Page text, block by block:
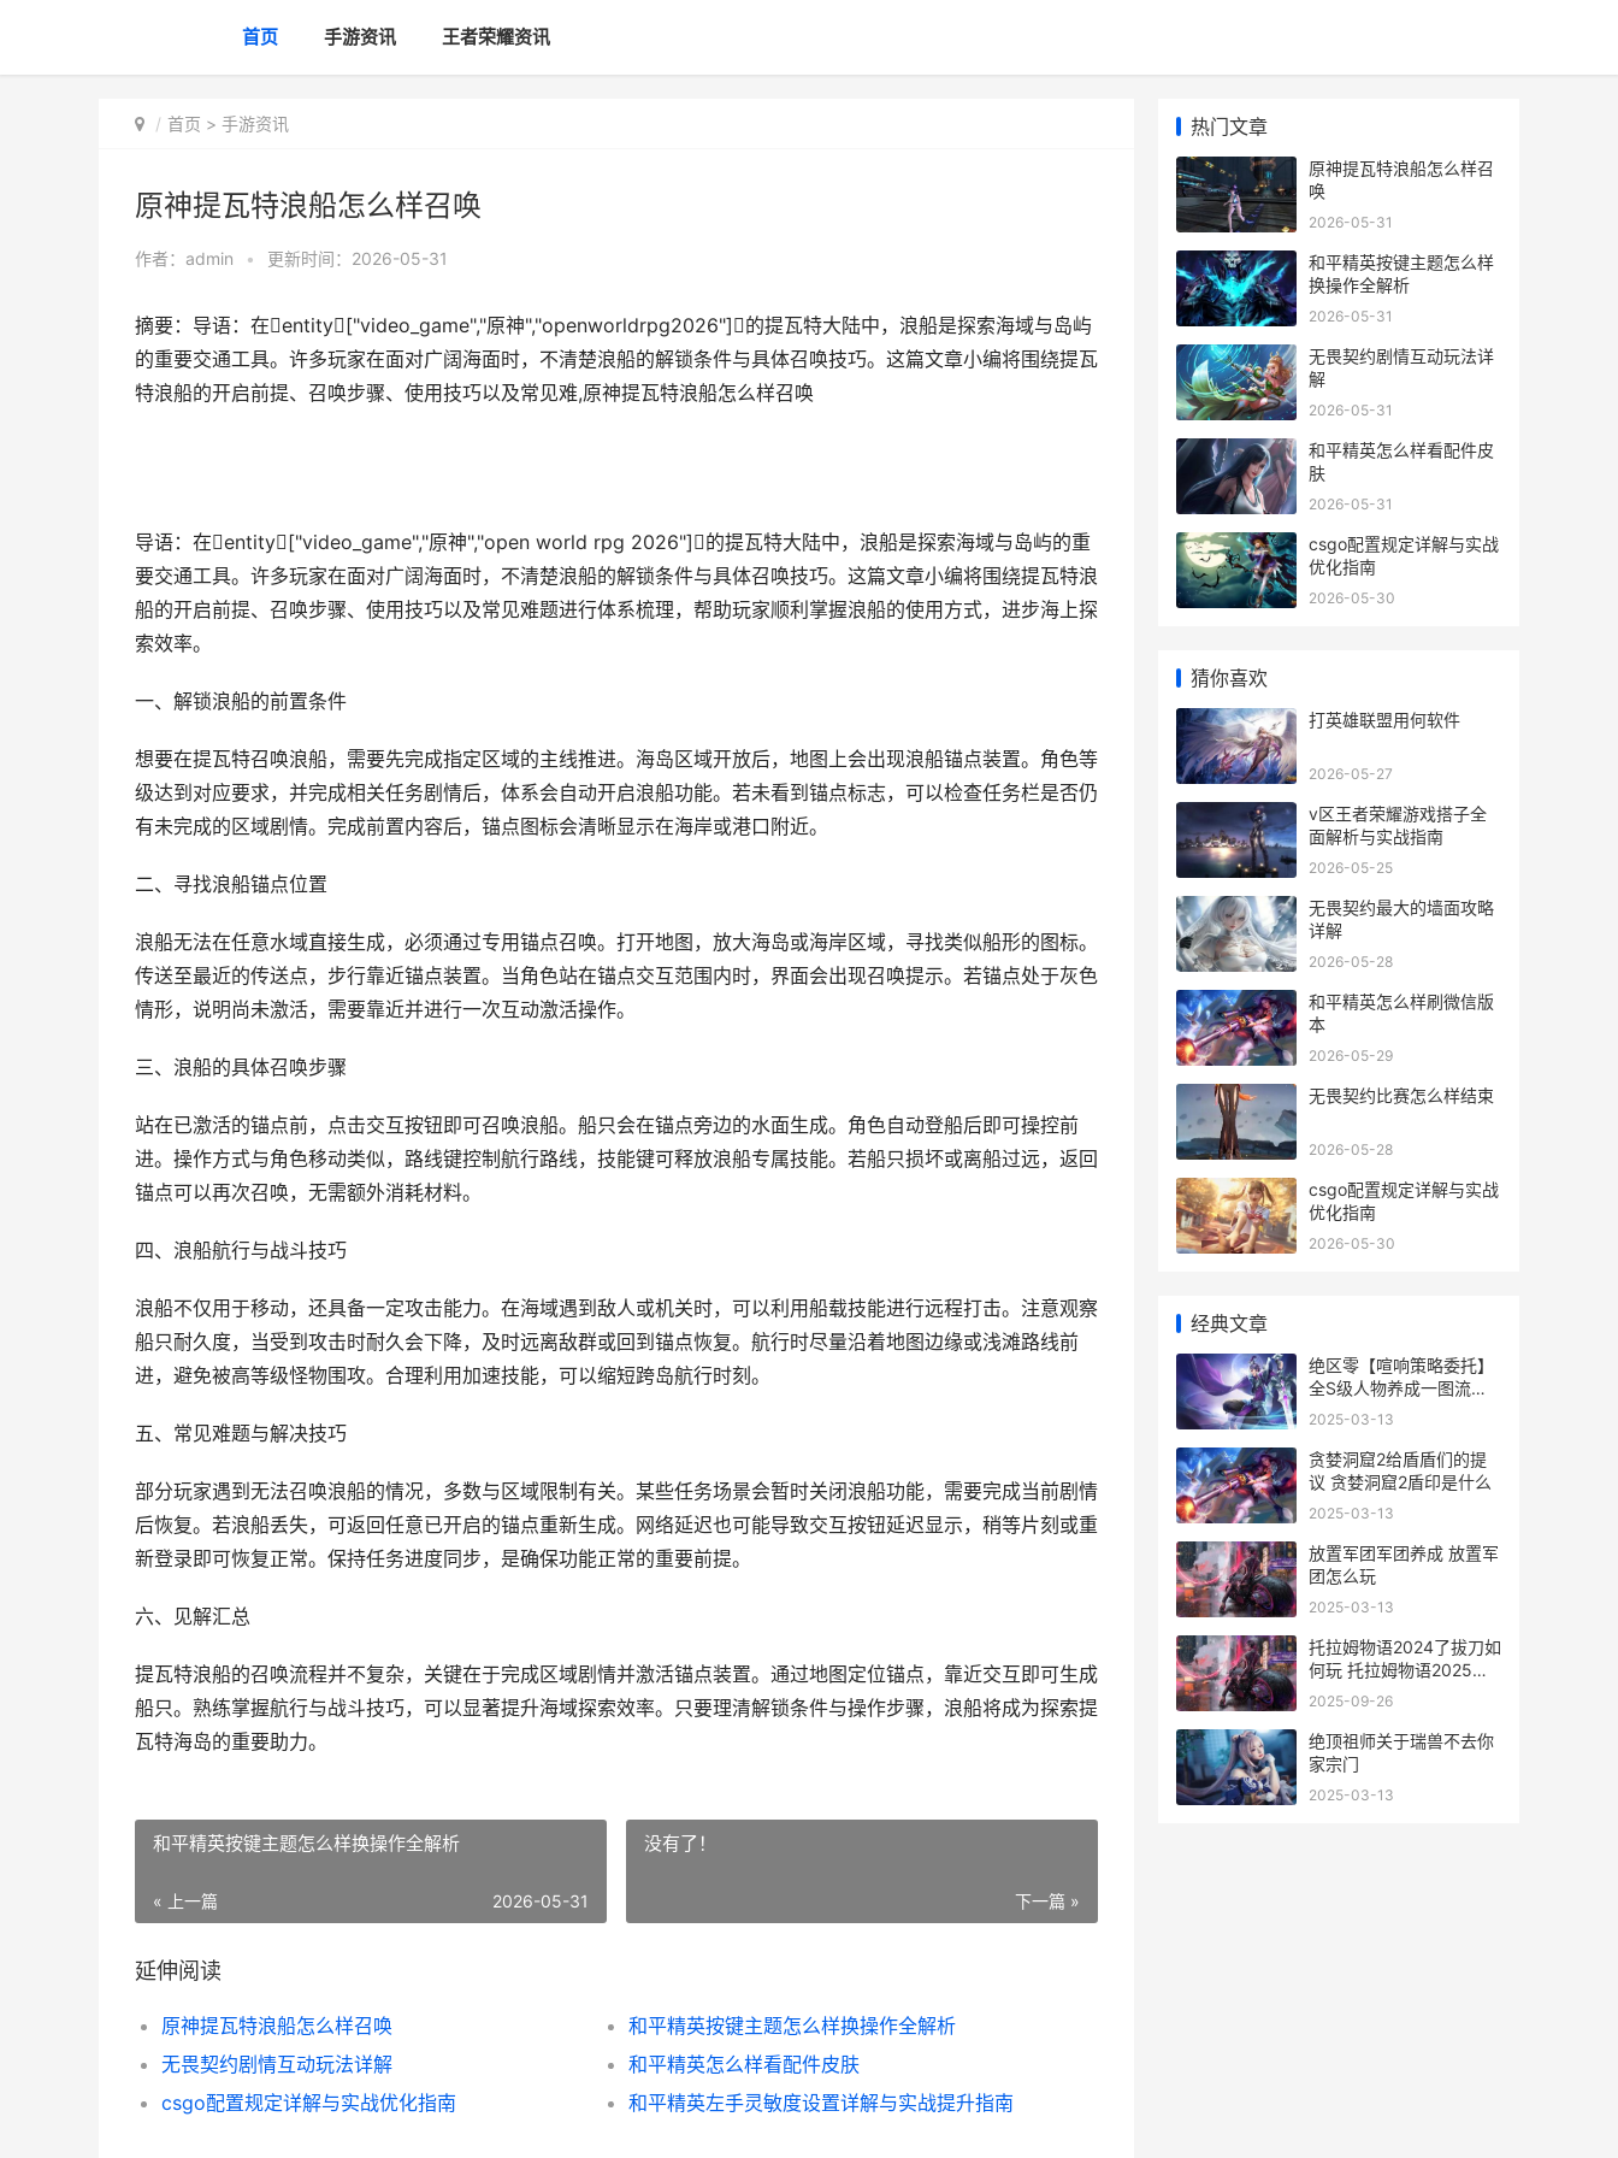
首页 手游资讯 王者荣耀资讯
首页 > 手游资讯
原神提瓦特浪船怎么样召唤
作者： admin • 更新时间：2026-05-31
摘要：导语：在entity["video_game","原神","openworldrpg2026"]的提瓦特大陆中，浪船是探索海域与岛屿
的重要交通工具。许多玩家在面对广阔海面时，不清楚浪船的解锁条件与具体召唤技巧。这篇文章小编将围绕提瓦
特浪船的开启前提、召唤步骤、使用技巧以及常见难,原神提瓦特浪船怎么样召唤
导语：在entity["video_game","原神","open world rpg 2026"]的提瓦特大陆中，浪船是探索海域与岛屿的重
要交通工具。许多玩家在面对广阔海面时，不清楚浪船的解锁条件与具体召唤技巧。这篇文章小编将围绕提瓦特浪
船的开启前提、召唤步骤、使用技巧以及常见难题进行体系梳理，帮助玩家顺利掌握浪船的使用方式，进步海上探
索效率。
一、解锁浪船的前置条件
想要在提瓦特召唤浪船，需要先完成指定区域的主线推进。海岛区域开放后，地图上会出现浪船锚点装置。角色等
级达到对应要求，并完成相关任务剧情后，体系会自动开启浪船功能。若未看到锚点标志，可以检查任务栏是否仍
有未完成的区域剧情。完成前置内容后，锚点图标会清晰显示在海岸或港口附近。
二、寻找浪船锚点位置
浪船无法在任意水域直接生成，必须通过专用锚点召唤。打开地图，放大海岛或海岸区域，寻找类似船形的图标。
传送至最近的传送点，步行靠近锚点装置。当角色站在锚点交互范围内时，界面会出现召唤提示。若锚点处于灰色
情形，说明尚未激活，需要靠近并进行一次互动激活操作。
三、浪船的具体召唤步骤
站在已激活的锚点前，点击交互按钮即可召唤浪船。船只会在锚点旁边的水面生成。角色自动登船后即可操控前
进。操作方式与角色移动类似，路线键控制航行路线，技能键可释放浪船专属技能。若船只损坏或离船过远，返回
锚点可以再次召唤，无需额外消耗材料。
四、浪船航行与战斗技巧
浪船不仅用于移动，还具备一定攻击能力。在海域遇到敌人或机关时，可以利用船载技能进行远程打击。注意观察
船只耐久度，当受到攻击时耐久会下降，及时远离敌群或回到锚点恢复。航行时尽量沿着地图边缘或浅滩路线前
进，避免被高等级怪物围攻。合理利用加速技能，可以缩短跨岛航行时刻。
五、常见难题与解决技巧
部分玩家遇到无法召唤浪船的情况，多数与区域限制有关。某些任务场景会暂时关闭浪船功能，需要完成当前剧情
后恢复。若浪船丢失，可返回任意已开启的锚点重新生成。网络延迟也可能导致交互按钮延迟显示，稍等片刻或重
新登录即可恢复正常。保持任务进度同步，是确保功能正常的重要前提。
六、见解汇总
提瓦特浪船的召唤流程并不复杂，关键在于完成区域剧情并激活锚点装置。通过地图定位锚点，靠近交互即可生成
船只。熟练掌握航行与战斗技巧，可以显著提升海域探索效率。只要理清解锁条件与操作步骤，浪船将成为探索提
瓦特海岛的重要助力。
和平精英按键主题怎么样换操作全解析
« 上一篇 2026-05-31
没有了！
下一篇 »
延伸阅读
原神提瓦特浪船怎么样召唤
和平精英按键主题怎么样换操作全解析
无畏契约剧情互动玩法详解
和平精英怎么样看配件皮肤
csgo配置规定详解与实战优化指南
和平精英左手灵敏度设置详解与实战提升指南
热门文章
原神提瓦特浪船怎么样召
唤
2026-05-31
和平精英按键主题怎么样
换操作全解析
2026-05-31
无畏契约剧情互动玩法详
解
2026-05-31
和平精英怎么样看配件皮
肤
2026-05-31
csgo配置规定详解与实战
优化指南
2026-05-30
猜你喜欢
打英雄联盟用何软件
2026-05-27
v区王者荣耀游戏搭子全
面解析与实战指南
2026-05-25
无畏契约最大的墙面攻略
详解
2026-05-28
和平精英怎么样刷微信版
本
2026-05-29
无畏契约比赛怎么样结束
2026-05-28
csgo配置规定详解与实战
优化指南
2026-05-30
经典文章
绝区零【喧响策略委托】
全S级人物养成一图流策
略
2025-03-13
贪婪洞窟2给盾盾们的提
议 贪婪洞窟2盾印是什么
2025-03-13
放置军团军团养成 放置军
团怎么玩
2025-03-13
托拉姆物语2024了拔刀如
何玩 托拉姆物语2025年
免费洗点
2025-09-26
绝顶祖师关于瑞兽不去你
家宗门
2025-03-13